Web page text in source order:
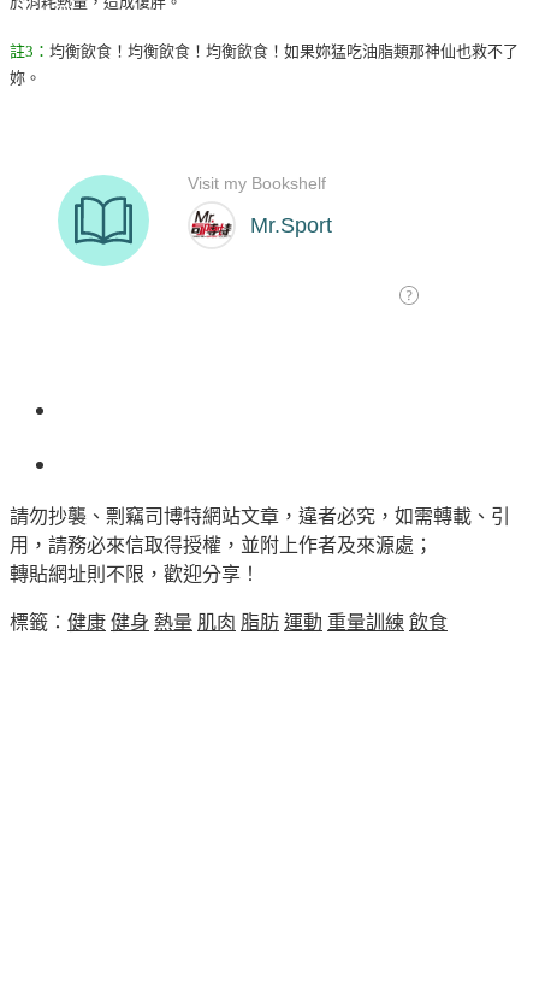
註3 ： 均衡飲食！均衡飲食！均衡飲食！如果妳猛吃油脂類那神仙也救不了
妳。
請勿抄襲、剽竊司博特網站文章，違者必究，如需轉載、引
用，請務必來信取得授權，並附上作者及來源處；
轉貼網址則不限，歡迎分享！
標籤： 健康 健身 熱量 肌肉 脂肪 運動 重量訓練 飲食